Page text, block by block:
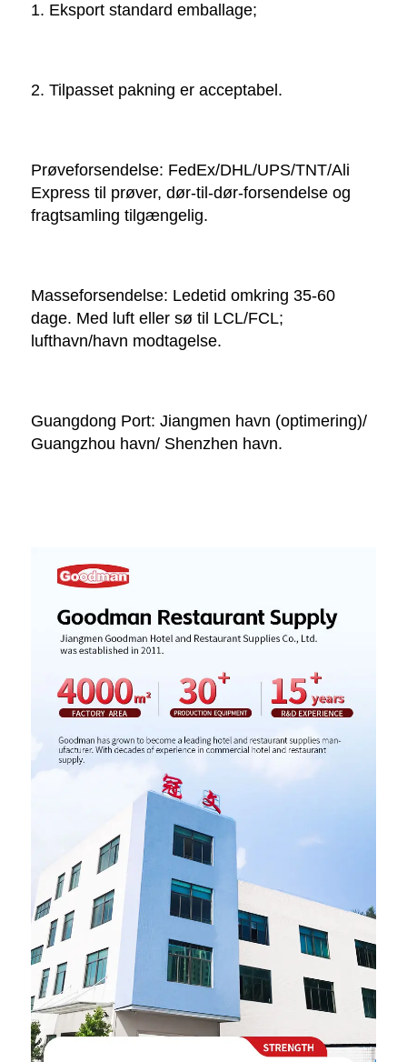
1. Eksport standard emballage;
2. Tilpasset pakning er acceptabel.
Prøveforsendelse: FedEx/DHL/UPS/TNT/Ali
Express til prøver, dør-til-dør-forsendelse og
fragtsamling tilgængelig.
Masseforsendelse: Ledetid omkring 35-60
dage. Med luft eller sø til LCL/FCL;
lufthavn/havn modtagelse.
Guangdong Port: Jiangmen havn (optimering)/
Guangzhou havn/ Shenzhen havn.